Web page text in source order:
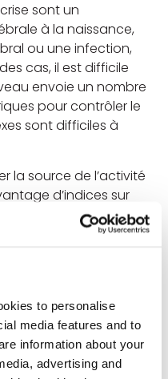
to personalise
media features and to
information about your
advertising and
sont un
à la naissance,
ou une infection,
cas, il est difficile
envoie un nombre
pour contrôler le
sont difficiles à
la source de l’activité
d’indices sur
près de 50 % des
problème cognitif ou
ont estimé que
souffrent de
à gérer les